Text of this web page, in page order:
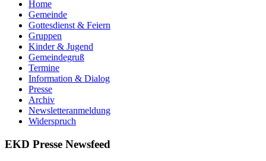
Home
Gemeinde
Gottesdienst & Feiern
Gruppen
Kinder & Jugend
Gemeindegruß
Termine
Information & Dialog
Presse
Archiv
Newsletteranmeldung
Widerspruch
EKD Presse Newsfeed